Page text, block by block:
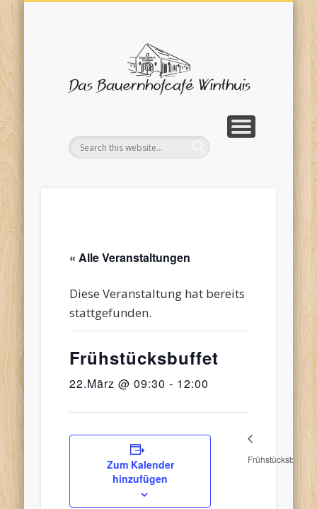
« Alle Veranstaltungen
Diese Veranstaltung hat bereits
stattgefunden.
Frühstücksbuffet
22.März @ 09:30 - 12:00
Zum Kalender
hinzufügen
Frühstücksbuffet